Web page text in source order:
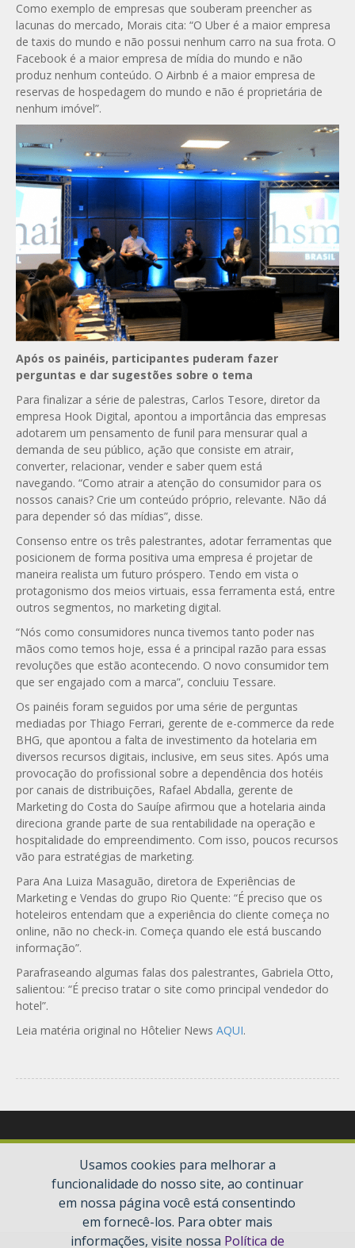
Como exemplo de empresas que souberam preencher as
lacunas do mercado, Morais cita: “O Uber é a maior empresa
de taxis do mundo e não possui nenhum carro na sua frota. O
Facebook é a maior empresa de mídia do mundo e não
produz nenhum conteúdo. O Airbnb é a maior empresa de
reservas de hospedagem do mundo e não é proprietária de
nenhum imóvel”.
Após os painéis, participantes puderam fazer
perguntas e dar sugestões sobre o tema
Para finalizar a série de palestras, Carlos Tesore, diretor da
empresa Hook Digital, apontou a importância das empresas
adotarem um pensamento de funil para mensurar qual a
demanda de seu público, ação que consiste em atrair,
converter, relacionar, vender e saber quem está
navegando. “Como atrair a atenção do consumidor para os
nossos canais? Crie um conteúdo próprio, relevante. Não dá
para depender só das mídias”, disse.
Consenso entre os três palestrantes, adotar ferramentas que
posicionem de forma positiva uma empresa é projetar de
maneira realista um futuro próspero. Tendo em vista o
protagonismo dos meios virtuais, essa ferramenta está, entre
outros segmentos, no marketing digital.
“Nós como consumidores nunca tivemos tanto poder nas
mãos como temos hoje, essa é a principal razão para essas
revoluções que estão acontecendo. O novo consumidor tem
que ser engajado com a marca”, concluiu Tessare.
Os painéis foram seguidos por uma série de perguntas
mediadas por Thiago Ferrari, gerente de e-commerce da rede
BHG, que apontou a falta de investimento da hotelaria em
diversos recursos digitais, inclusive, em seus sites. Após uma
provocação do profissional sobre a dependência dos hotéis
por canais de distribuições, Rafael Abdalla, gerente de
Marketing do Costa do Sauípe afirmou que a hotelaria ainda
direciona grande parte de sua rentabilidade na operação e
hospitalidade do empreendimento. Com isso, poucos recursos
vão para estratégias de marketing.
Para Ana Luiza Masaguão, diretora de Experiências de
Marketing e Vendas do grupo Rio Quente: “É preciso que os
hoteleiros entendam que a experiência do cliente começa no
online, não no check-in. Começa quando ele está buscando
informação”.
Parafraseando algumas falas dos palestrantes, Gabriela Otto,
salientou: “É preciso tratar o site como principal vendedor do
hotel”.
Leia matéria original no Hôtelier News AQUI.
Usamos cookies para melhorar a
funcionalidade do nosso site, ao continuar
em nossa página você está consentindo
em fornecê-los. Para obter mais
informações, visite nossa Política de